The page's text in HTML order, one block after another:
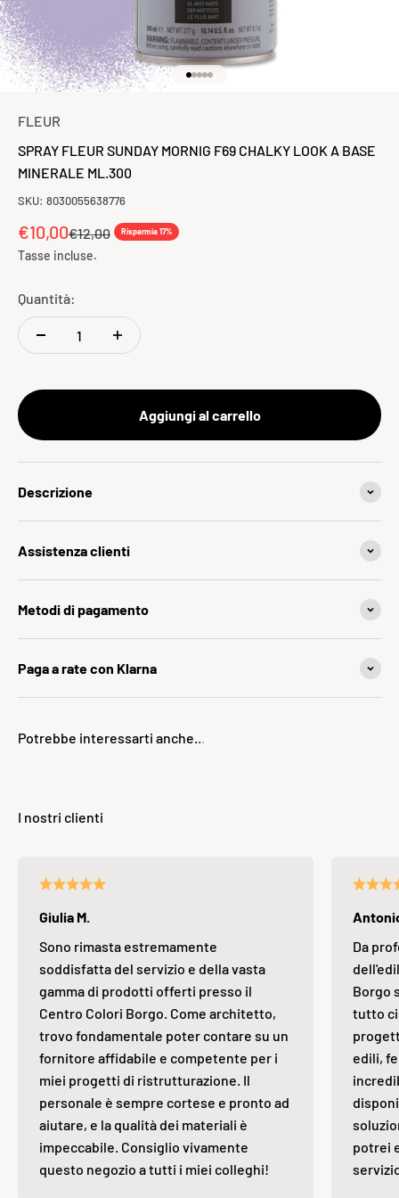
FLEUR
SPRAY FLEUR SUNDAY MORNIG F69 CHALKY LOOK A BASE
MINERALE ML.300
SKU: 8030055638776
Prezzo scontato
€10,00Prezzo
€12,00 Risparmia 17%
Tasse incluse.
Quantità:
Aggiungi al carrello
Descrizione
Assistenza clienti
Metodi di pagamento
Paga a rate con Klarna
Giulia M.
Sono rimasta estremamente
soddisfatta del servizio e della vasta
gamma di prodotti offerti presso il
Centro Colori Borgo. Come architetto,
trovo fondamentale poter contare su un
fornitore affidabile e competente per i
miei progetti di ristrutturazione. Il
personale è sempre cortese e pronto ad
aiutare, e la qualità dei materiali è
impeccabile. Consiglio vivamente
questo negozio a tutti i miei colleghi!
Da
Borgo
tutto
edili,
potrei